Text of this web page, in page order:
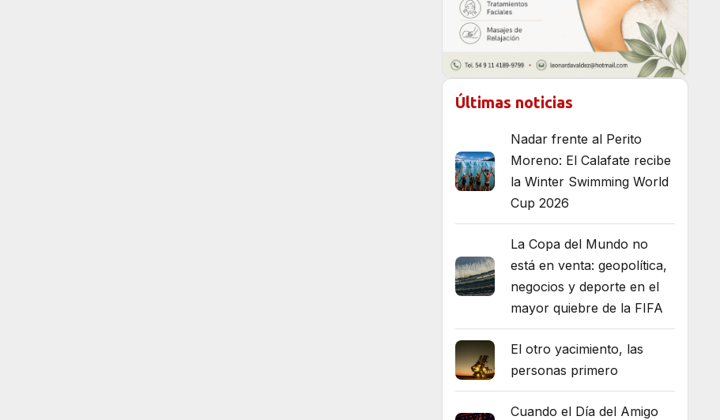
Últimas noticias
Nadar frente al Perito
Moreno: El Calafate recibe
la Winter Swimming World
Cup 2026
La Copa del Mundo no
está en venta: geopolítica,
negocios y deporte en el
mayor quiebre de la FIFA
El otro yacimiento, las
personas primero
Cuando el Día del Amigo